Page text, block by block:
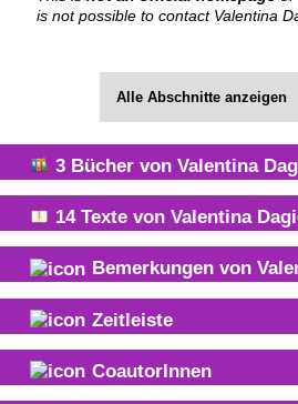
is not possible to contact Valentina
Alle Abschnitte anzeigen
3 Bücher von Valentina
14Texte von Valentina
Bemerkungen von
Zeitleiste
CoautorInnen